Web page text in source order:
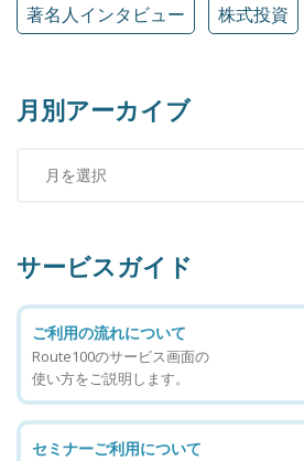
著名人インタビュー
株式投資
月別アーカイブ
サービスガイド
ご利用の流れについて
Route100のサービス画面の
使い方をご説明します。
セミナーご利用について